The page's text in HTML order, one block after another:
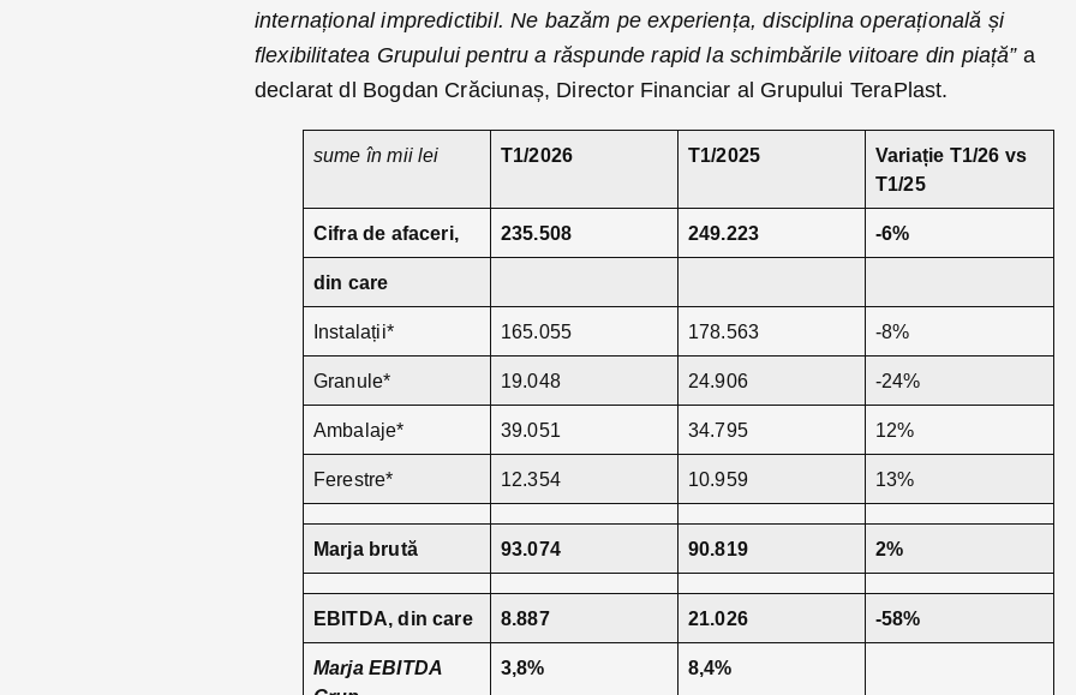
internațional impredictibil. Ne bazăm pe experiența, disciplina operațională și
flexibilitatea Grupului pentru a răspunde rapid la schimbările viitoare din piață”a
declarat dl Bogdan Crăciunaș, Director Financiar al Grupului TeraPlast.
sume în mii lei T1/2026 T1/2025
Variație T1/26 vs
T1/25
Cifra de afaceri, 235.508 249.223 -6%
din care
Instalații* 165.055 178.563 -8%
Granule* 19.048 24.906 -24%
Ambalaje* 39.051 34.795 12%
Ferestre* 12.354 10.959 13%
Marja brută 93.074 90.819 2%
EBITDA, din care 8.887 21.026 -58%
Marja EBITDA
3,8% 8,4%